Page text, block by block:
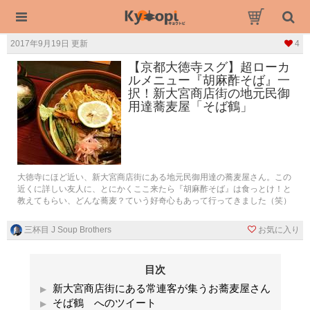
2017年9月19日 更新 4
【京都大徳寺スグ】超ローカ
ルメニュー『胡麻酢そば』一
択！新大宮商店街の地元民御
用達蕎麦屋「そば鶴」
大徳寺にほど近い、新大宮商店街にある地元民御用達の蕎麦屋さん。この
近くに詳しい友人に、とにかくここ来たら『胡麻酢そば』は食っとけ！と
教えてもらい、どんな蕎麦？ていう好奇心もあって行ってきました（笑）
三杯目 J Soup Brothers お気に入り
目次
新大宮商店街にある常連客が集うお蕎麦屋さん
そば鶴 へのツイート